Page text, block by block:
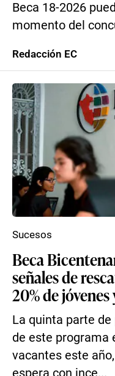
Beca 18-2026
momento del
Redacción EC
Beca
señales de
20% de
La quinta parte
de este programa
vacantes este
Sucesos